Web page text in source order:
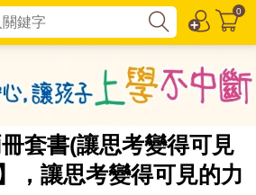
0
套書(讓思考變得可見
，讓思考變得可見的力